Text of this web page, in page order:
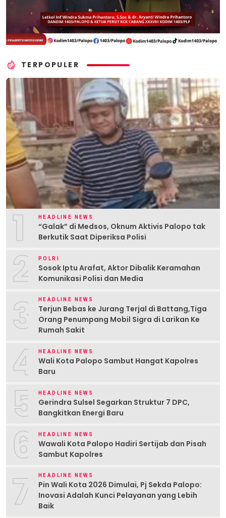
TERPOPULER
1 HEADLINE NEWS
“Galak” di Medsos, Oknum Aktivis Palopo tak
Berkutik Saat Diperiksa Polisi
2 POLRI
Sosok Iptu Arafat, Aktor Dibalik Keramahan
Komunikasi Polisi dan Media
3 HEADLINE NEWS
Terjun Bebas ke Jurang Terjal di Battang,Tiga
Orang Penumpang Mobil Sigra di Larikan Ke
Rumah Sakit
4 HEADLINE NEWS
Wali Kota Palopo Sambut Hangat Kapolres
Baru
5 HEADLINE NEWS
Gerindra Sulsel Segarkan Struktur 7 DPC,
Bangkitkan Energi Baru
6 HEADLINE NEWS
Wawali Kota Palopo Hadiri Sertijab dan Pisah
Sambut Kapolres
7 HEADLINE NEWS
Pin Wali Kota 2026 Dimulai, Pj Sekda Palopo:
Inovasi Adalah Kunci Pelayanan yang Lebih
Baik